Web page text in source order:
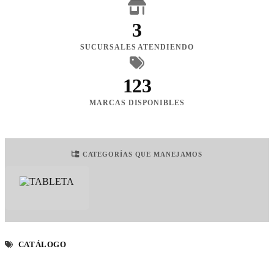
3
SUCURSALES ATENDIENDO
123
MARCAS DISPONIBLES
CATEGORÍAS QUE MANEJAMOS
CATÁLOGO